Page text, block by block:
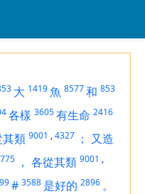
大 1419魚 8577和 853
各樣 3605有生命 2416
類 9001 ,4327 ； 又造
， 各從其類 9001 ,
# 3588 是好的 2896 。